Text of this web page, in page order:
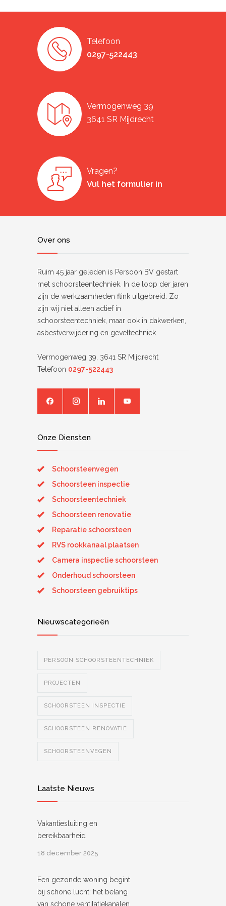
Telefoon
0297-522443
Vermogenweg 39
3641 SR Mijdrecht
Vragen?
Vul het formulier in
Over ons
Ruim 45 jaar geleden is Persoon BV gestart
met schoorsteentechniek. In de loop der jaren
zijn de werkzaamheden flink uitgebreid. Zo
zijn wij niet alleen actief in
schoorsteentechniek, maar ook in dakwerken,
asbestverwijdering en geveltechniek.
Vermogenweg 39, 3641 SR Mijdrecht
Telefoon 0297-522443
Onze Diensten
Schoorsteenvegen
Schoorsteen inspectie
Schoorsteentechniek
Schoorsteen renovatie
Reparatie schoorsteen
RVS rookkanaal plaatsen
Camera inspectie schoorsteen
Onderhoud schoorsteen
Schoorsteen gebruiktips
Nieuwscategorieën
PERSOON SCHOORSTEENTECHNIEK
PROJECTEN
SCHOORSTEEN INSPECTIE
SCHOORSTEEN RENOVATIE
SCHOORSTEENVEGEN
Laatste Nieuws
Vakantiesluiting en
bereikbaarheid
18 december 2025
Een gezonde woning begint
bij schone lucht: het belang
van schone ventilatiekanalen